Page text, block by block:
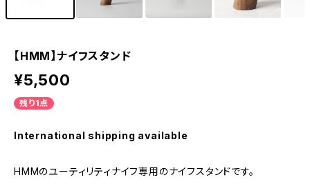
【HMM】ナイフスタンド
¥5,500
残り1点
International shipping available
HMMのユーティリティナイフ専用のナイフスタンドです。